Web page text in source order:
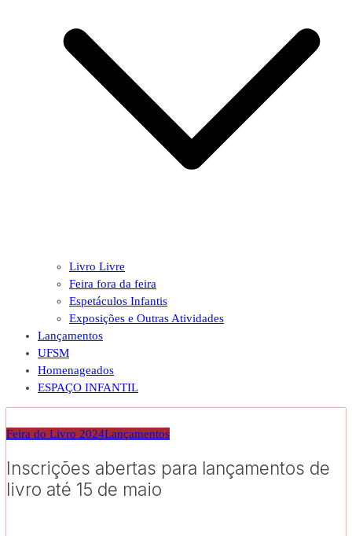
Livro Livre
Feira fora da feira
Espetáculos Infantis
Exposições e Outras Atividades
Lançamentos
UFSM
Homenageados
ESPAÇO INFANTIL
Feira do Livro 2024Lançamentos
Inscrições abertas para lançamentos de
livro até 15 de maio